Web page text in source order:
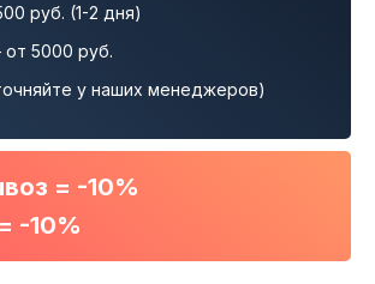
руб. (1-2 дня)
5000 руб.
у наших менеджеров)
= -10%
-10%